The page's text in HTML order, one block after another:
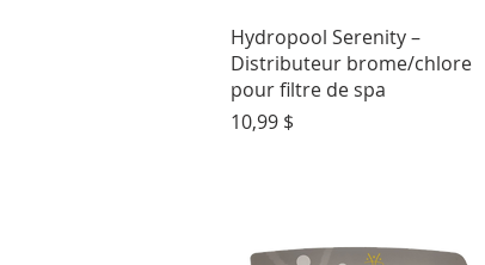
Aperçu rapide
Hydropool Serenity –
Distributeur brome/chlore
pour filtre de spa
Prix
10,99 $